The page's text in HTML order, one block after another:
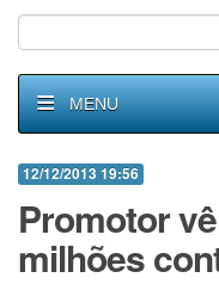
MENU
12/12/2013 19:56
Promotor
milhões